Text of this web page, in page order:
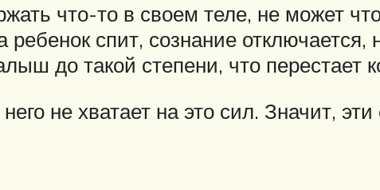
что-то в своем теле, не может
спит, сознание отключается,
до такой степени, что перестает
не хватает на это сил. Значит,